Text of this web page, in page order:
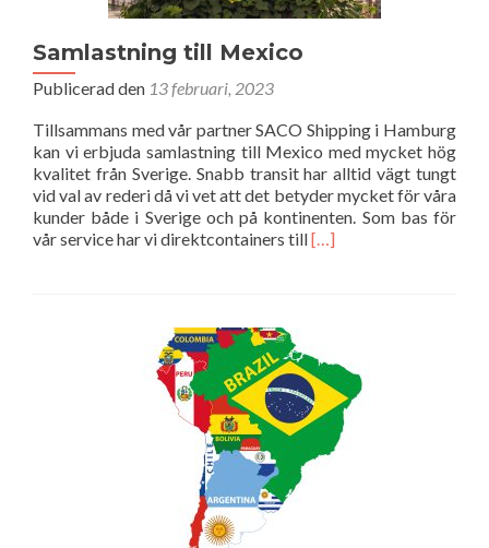
Samlastning till Mexico
Publicerad den 13 februari, 2023
Tillsammans med vår partner SACO Shipping i Hamburg
kan vi erbjuda samlastning till Mexico med mycket hög
kvalitet från Sverige. Snabb transit har alltid vägt tungt
vid val av rederi då vi vet att det betyder mycket för våra
kunder både i Sverige och på kontinenten. Som bas för
vår service har vi direktcontainers tillLäs
[…]